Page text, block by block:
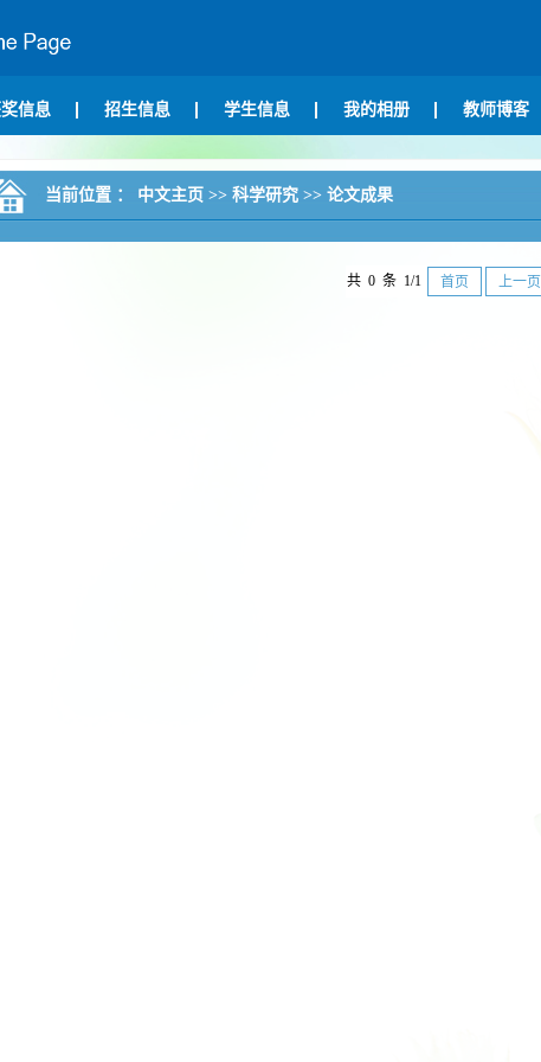
信息 招生信息 学生信息 我的相册 教师博客
当前位置 ： 中文主页 >> 科学研究 >> 论文成果
共 0 条 1/1 首页 上一页